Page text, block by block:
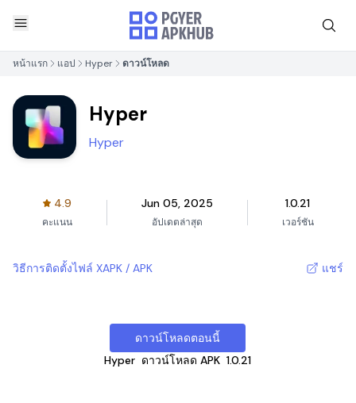
หน้าแรก แอป Hyper ดาวน์โหลด
Hyper
Hyper
4.9
คะแนน
Jun 05, 2025
อัปเดตล่าสุด
1.0.21
เวอร์ชัน
วิธีการติดตั้งไฟล์ XAPK / APK แชร์
ดาวน์โหลดตอนนี้
Hyper ดาวน์โหลด APK 1.0.21